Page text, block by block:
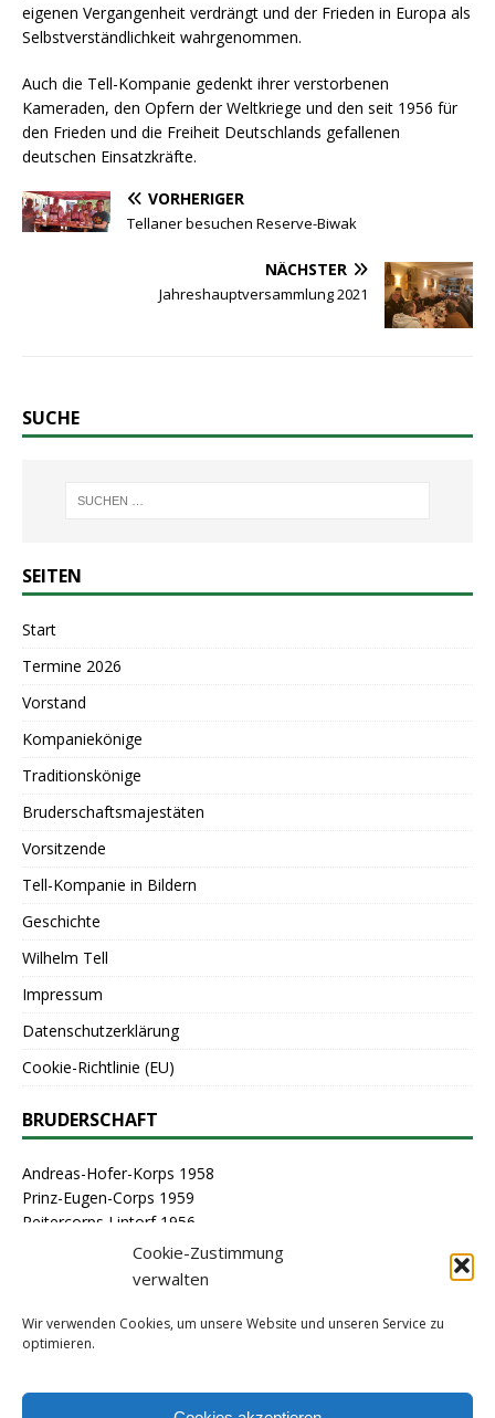
Cookie-Zustimmung
verwalten
Wir verwenden Cookies, um unsere Website und unseren Service zu
optimieren.
eigenen Vergangenheit verdrängt und der Frieden in Europa als
Selbstverständlichkeit wahrgenommen.
Auch die Tell-Kompanie gedenkt ihrer verstorbenen
Kameraden, den Opfern der Weltkriege und den seit 1956 für
den Frieden und die Freiheit Deutschlands gefallenen
deutschen Einsatzkräfte.
VORHERIGER
Tellaner besuchen Reserve-Biwak
NÄCHSTER
Jahreshauptversammlung 2021
SUCHE
SEITEN
Start
Termine 2026
Vorstand
Kompaniekönige
Traditionskönige
Bruderschaftsmajestäten
Vorsitzende
Tell-Kompanie in Bildern
Geschichte
Wilhelm Tell
Impressum
Datenschutzerklärung
Cookie-Richtlinie (EU)
BRUDERSCHAFT
Andreas-Hofer-Korps 1958
Prinz-Eugen-Corps 1959
Reitercorps Lintorf 1956
St. Georg-Corps 1963
St. Lambertus-Corps 1976
Stammcorps 1963